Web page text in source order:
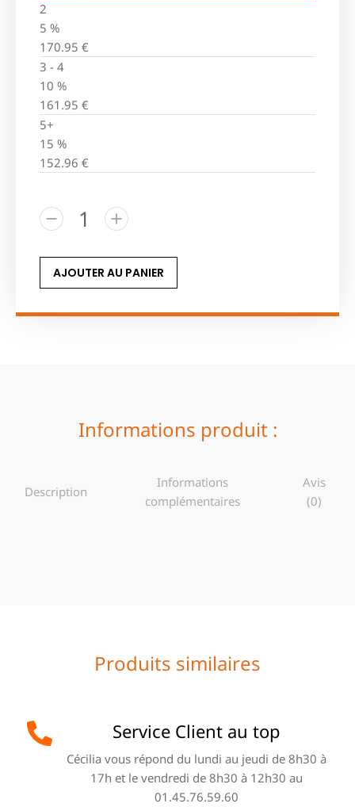
2
5 %
170.95 €
3 - 4
10 %
161.95 €
5+
15 %
152.96 €
AJOUTER AU PANIER
Informations produit :
Description
Informations
complémentaires
Avis
(0)
Produits similaires
Service Client au top
Cécilia vous répond du lundi au jeudi de 8h30 à
17h et le vendredi de 8h30 à 12h30 au
01.45.76.59.60